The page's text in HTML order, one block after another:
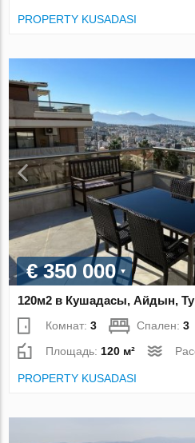
PROPERTY KUSADASI
€ 350 000
120м2 в Кушадасы, Айдын,
Комнат:3 Спален:3
Площадь: 120 м²
PROPERTY KUSADASI